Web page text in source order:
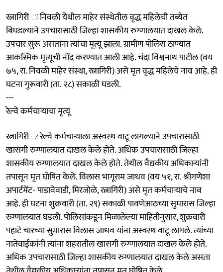
रत्नागिरी ः निवळी येथील माहेर संस्थेतील वृद्ध महिलेची तब्येत
बिघडल्याने उपचारासाठी जिल्हा शासकीय रुग्णालयात दाखल केले.
उपचार सुरू असताना त्यांचा मृत्यू झाला. ग्रामीण पोलिस ठाण्यात
आकस्मिक मृत्यूची नोंद करण्यात आली आहे. चंदा विश्वनाथ पाटील (वय
७५, रा. निवळी माहेर संस्था, रत्नागिरी) असे मृत वृद्ध महिलेचे नाव आहे. ही
घटना गुरूवारी (ता. २८) सकाळी घडली.
---
रेल्वे कर्मचाऱ्याचा मृत्यू
रत्नागिरी ः रेल्वे कर्मचाऱ्याला अस्वस्थ वाटू लागल्याने उपचारासाठी
खासगी रुग्णालयात दाखल केले होते. अधिक उपचारासाठी जिल्हा
शासकीय रुग्णालयात दाखल केले होते. तेथील वैद्यकीय अधिकाऱ्यांनी
तपासून मृत घोषित केले. विलास भागूराम जाधव (वय ५१, रा. श्रीगणेशा
अपार्टमेंट- पाडावेवाडी, मिरजोळे, रत्नागिरी) असे मृत कर्मचाऱ्याचे नाव
आहे. ही घटना शुक्रवारी (ता. २९) सकाळी पावणेआठच्या सुमारास जिल्हा
रुग्णालयात घडली. पोलिसांकडून मिळालेल्या माहितीनुसार, शुक्रवारी
पहाटे चारच्या सुमारास विलास जाधव यांना अस्वस्थ वाटू लागले. त्यांच्या
नातेवाईकांनी त्यांना शहरातील खासगी रुग्णालयात दाखल केले होते.
अधिक उपचारासाठी जिल्हा शासकीय रुग्णालयात दाखल केले असता